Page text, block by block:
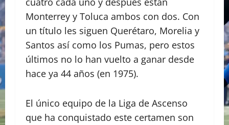
Monterrey y Toluca ambos con dos. Con
un título les siguen Querétaro, Morelia y
Santos así como los Pumas, pero estos
últimos no lo han vuelto a ganar desde
hace ya 44 años (en 1975).
El único equipo de la Liga de Ascenso
que ha conquistado este certamen son